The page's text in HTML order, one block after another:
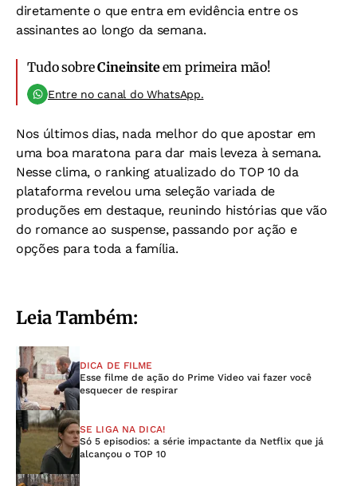
diretamente o que entra em evidência entre os
assinantes ao longo da semana.
Tudo sobreCineinsiteem primeira mão!
Entre no canal do WhatsApp.
Nos últimos dias, nada melhor do que apostar em
uma boa maratona para dar mais leveza à semana.
Nesse clima, o ranking atualizado do TOP 10 da
plataforma revelou uma seleção variada de
produções em destaque, reunindo histórias que vão
do romance ao suspense, passando por ação e
opções para toda a família.
Leia Também:
DICA DE FILME
Esse filme de ação do Prime Video vai fazer você
esquecer de respirar
SE LIGA NA DICA!
Só 5 episodios: a série impactante da Netflix que já
alcançou o TOP 10